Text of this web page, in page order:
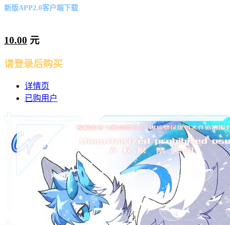
新版APP2.0客户端下载
10.00 元
请登录后购买
详情页
已购用户